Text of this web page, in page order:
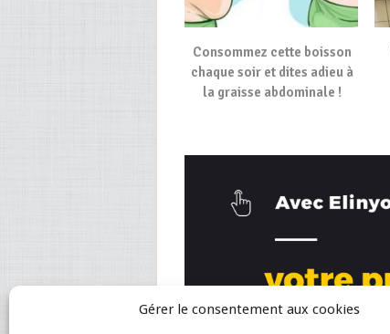
Gérer le consentement aux cookies
Consommez cette boisson
chaque soir et dites adieu à
la graisse abdominale !